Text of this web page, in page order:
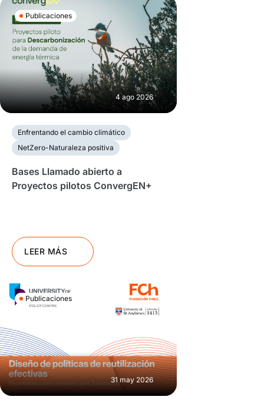
Publicaciones
4 ago 2026
Enfrentando el cambio climático
NetZero-Naturaleza positiva
Bases Llamado abierto a
Proyectos pilotos ConvergEN+
LEER MÁS
Publicaciones
31 may 2026